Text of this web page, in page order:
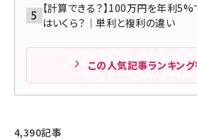
【計算できる？】100万円を年利5%
はいくら？｜単利と複利の違い
この人気記事ランキン
4,390記事